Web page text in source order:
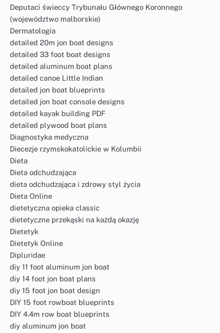
Deputaci świeccy Trybunału Głównego Koronnego
(województwo malborskie)
Dermatologia
detailed 20m jon boat designs
detailed 33 foot boat designs
detailed aluminum boat plans
detailed canoe Little Indian
detailed jon boat blueprints
detailed jon boat console designs
detailed kayak building PDF
detailed plywood boat plans
Diagnostyka medyczna
Diecezje rzymskokatolickie w Kolumbii
Dieta
Dieta odchudzająca
dieta odchudzająca i zdrowy styl życia
Dieta Online
dietetyczna opieka classic
dietetyczne przekąski na każdą okazję
Dietetyk
Dietetyk Online
Dipluridae
diy 11 foot aluminum jon boat
diy 14 foot jon boat plans
diy 15 foot jon boat design
DIY 15 foot rowboat blueprints
DIY 4.4m row boat blueprints
diy aluminum jon boat